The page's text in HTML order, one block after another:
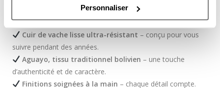
Personnaliser
Chez Pachamama, nous sélectionnons les meilleures
matières pour vous offrir un sac d’exception :
Cuir de vache lisse ultra-résistant – conçu pour vous
suivre pendant des années.
Aguayo, tissu traditionnel bolivien – une touche
d’authenticité et de caractère.
Finitions soignées à la main – chaque détail compte.